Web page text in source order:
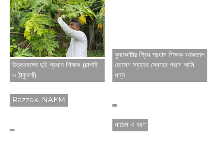
উত্তরবঙ্গের দুই প্রধান শিক্ষক (চাপাই
ও ঠাকুরগাঁ)
কুয়াকাটার প্রিয় প্রধান শিক্ষক আফজাল
হোসেন স্যারের স্নেহের পরশে আমি
ধন্য
Razzak, NAEM
নায়েম এ বরণ